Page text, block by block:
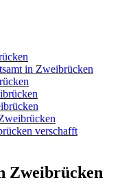
in Zweibrücken
verschafft
Zweibrücken